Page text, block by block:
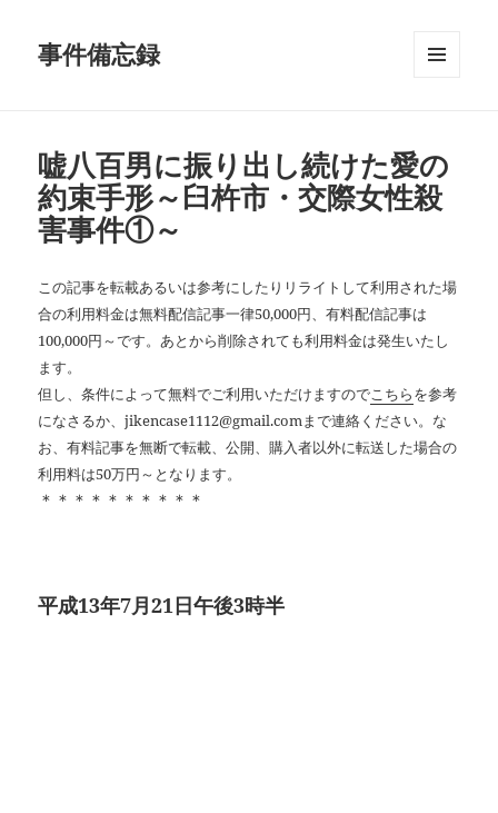
事件備忘録
嘘八百男に振り出し続けた愛の
約束手形～臼杵市・交際女性殺
害事件①～
この記事を転載あるいは参考にしたりリライトして利用された場
合の利用料金は無料配信記事一律50,000円、有料配信記事は
100,000円～です。あとから削除されても利用料金は発生いたし
ます。
但し、条件によって無料でご利用いただけますのでこちらを参考
になさるか、jikencase1112@gmail.comまで連絡ください。な
お、有料記事を無断で転載、公開、購入者以外に転送した場合の
利用料は50万円～となります。
＊＊＊＊＊＊＊＊＊＊
平成13年7月21日午後3時半